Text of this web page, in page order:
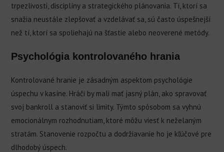
trpezlivosti, disciplíny a strategického plánovania. Tí, ktorí sa
snažia neustále zlepšovať a vzdelávať sa, sú často úspešnejší
než tí, ktorí sa spoliehajú na šťastie alebo neoverené metódy.
Psychológia kontrolovaného hrania
Kontrolované hranie je zásadným aspektom psychológie
úspechu v kasíne. Hráči by mali mať jasný plán, ako spravovať
svoj bankroll a stanoviť si limity. Týmto spôsobom sa vyhnú
emocionálnym rozhodnutiam, ktoré môžu viesť k neželaným
stratám. Stanovenie rozpočtu a dodržiavanie ho je kľúčové pre
dlhodobý úspech.